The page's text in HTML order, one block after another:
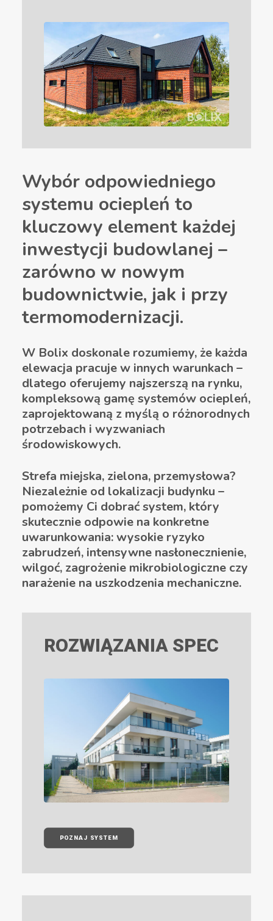
Wybór odpowiedniego
systemu ociepleń to
kluczowy element każdej
inwestycji budowlanej –
zarówno w nowym
budownictwie, jak i przy
termomodernizacji.
W Bolix doskonale rozumiemy, że każda
elewacja pracuje w innych warunkach –
dlatego oferujemy najszerszą na rynku,
kompleksową gamę systemów ociepleń,
zaprojektowaną z myślą o różnorodnych
potrzebach i wyzwaniach
środowiskowych.
Strefa miejska, zielona, przemysłowa?
Niezależnie od lokalizacji budynku –
pomożemy Ci dobrać system, który
skutecznie odpowie na konkretne
uwarunkowania: wysokie ryzyko
zabrudzeń, intensywne nasłonecznienie,
wilgoć, zagrożenie mikrobiologiczne czy
narażenie na uszkodzenia mechaniczne.
ROZWIĄZANIA SPEC
POZNAJ SYSTEM